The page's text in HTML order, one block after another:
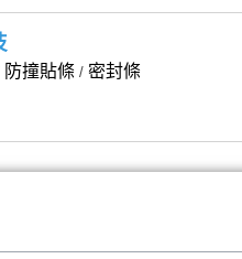
防撞貼條 / 密封條